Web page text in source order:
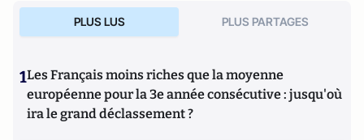
PLUS LUS PLUS PARTAGES
1Les Français moins riches que la moyenne
européenne pour la 3e année consécutive : jusqu'où
ira le grand déclassement ?